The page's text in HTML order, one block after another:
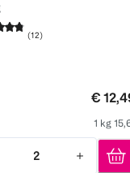
(12)
€
1 kg
2
2